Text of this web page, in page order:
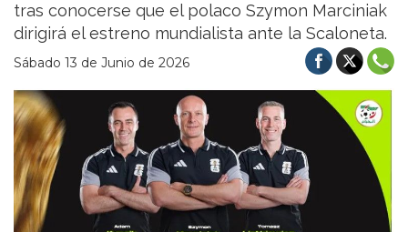
tras conocerse que el polaco Szymon Marciniak
dirigirá el estreno mundialista ante la Scaloneta.
Sábado 13 de Junio de 2026